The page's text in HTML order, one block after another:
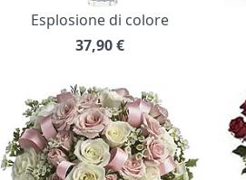
Esplosione di colore
37,90€